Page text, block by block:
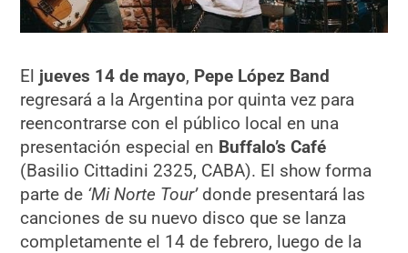
El jueves 14 de mayo, Pepe López Band
regresará a la Argentina por quinta vez para
reencontrarse con el público local en una
presentación especial en Buffalo’s Café
(Basilio Cittadini 2325, CABA). El show forma
parte de ‘Mi Norte Tour’donde presentará las
canciones de su nuevo disco que se lanza
completamente el 14 de febrero, luego de la